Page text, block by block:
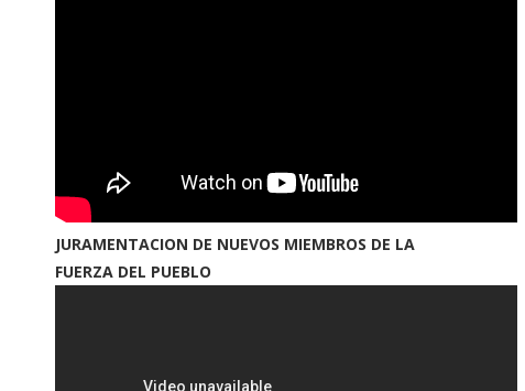
JURAMENTACION DE NUEVOS MIEMBROS DE LA
FUERZA DEL PUEBLO